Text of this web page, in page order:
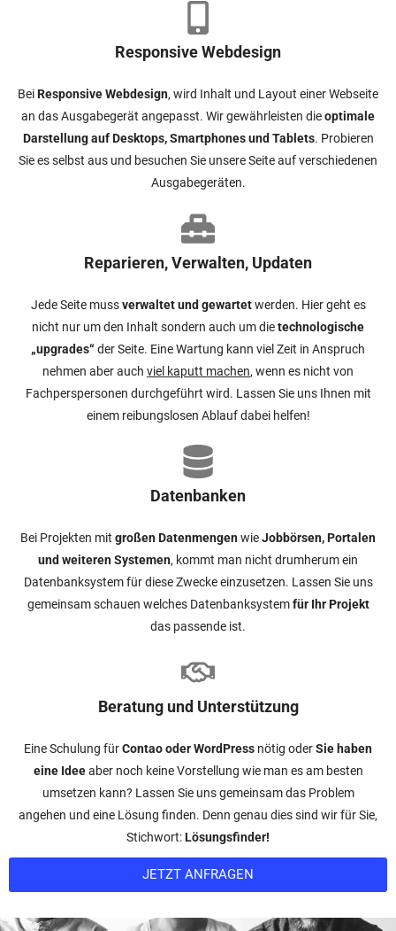
Responsive Webdesign
BeiResponsive Webdesign, wird Inhalt und Layout einer Webseite
an das Ausgabegerät angepasst. Wir gewährleisten dieoptimale
Darstellung auf Desktops, Smartphones und Tablets. Probieren
Sie es selbst aus und besuchen Sie unsere Seite auf verschiedenen
Ausgabegeräten.
Reparieren, Verwalten, Updaten
Jede Seite mussverwaltet und gewartetwerden. Hier geht es
nicht nur um den Inhalt sondern auch um dietechnologische
„upgrades“ der Seite. Eine Wartung kann viel Zeit in Anspruch
nehmen aber auch viel kaputt machen, wenn es nicht von
Fachperspersonen durchgeführt wird. Lassen Sie uns Ihnen mit
einem reibungslosen Ablauf dabei helfen!
Datenbanken
Bei Projekten mit großen DatenmengenwieJobbörsen, Portalen
und weiteren Systemen, kommt man nicht drumherum ein
Datenbanksystem für diese Zwecke einzusetzen. Lassen Sie uns
gemeinsam schauen welches Datenbanksystemfür Ihr Projekt
das passende ist.
Beratung und Unterstützung
Eine Schulung fürContao oder WordPress nötig oderSie haben
eine Ideeaber noch keine Vorstellung wie man es am besten
umsetzen kann? Lassen Sie uns gemeinsam das Problem
angehen und eine Lösung finden. Denn genau dies sind wir für Sie,
Stichwort:Lösungsfinder!
JETZT ANFRAGEN